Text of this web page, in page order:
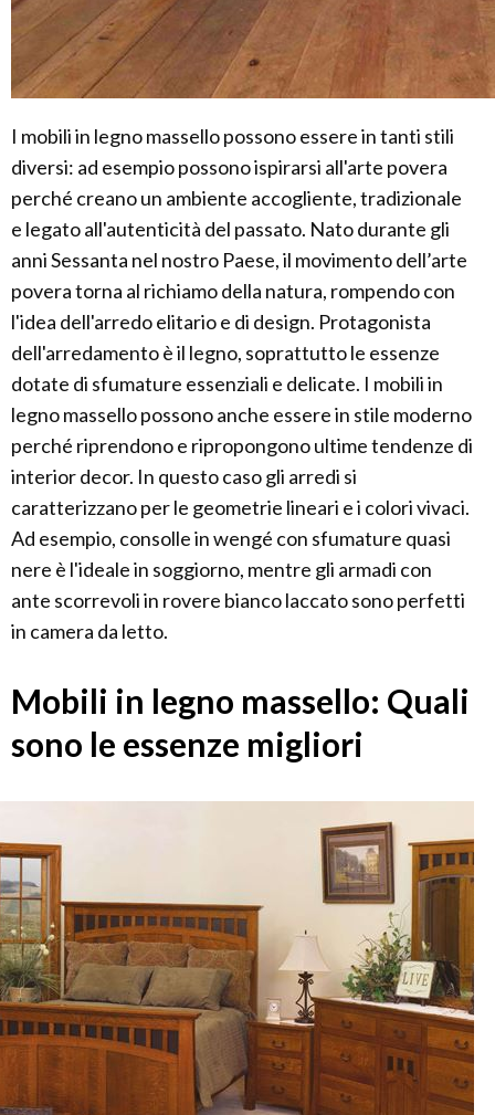
I mobili in legno massello possono essere in tanti stili
diversi: ad esempio possono ispirarsi all'arte povera
perché creano un ambiente accogliente, tradizionale
e legato all'autenticità del passato. Nato durante gli
anni Sessanta nel nostro Paese, il movimento dell’arte
povera torna al richiamo della natura, rompendo con
l'idea dell'arredo elitario e di design. Protagonista
dell'arredamento è il legno, soprattutto le essenze
dotate di sfumature essenziali e delicate. I mobili in
legno massello possono anche essere in stile moderno
perché riprendono e ripropongono ultime tendenze di
interior decor. In questo caso gli arredi si
caratterizzano per le geometrie lineari e i colori vivaci.
Ad esempio, consolle in wengé con sfumature quasi
nere è l'ideale in soggiorno, mentre gli armadi con
ante scorrevoli in rovere bianco laccato sono perfetti
in camera da letto.
Mobili in legno massello: Quali
sono le essenze migliori